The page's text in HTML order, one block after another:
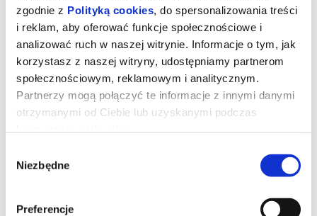
zgodnie z Polityką cookies, do spersonalizowania treści
i reklam, aby oferować funkcje społecznościowe i
analizować ruch w naszej witrynie. Informacje o tym, jak
korzystasz z naszej witryny, udostępniamy partnerom
społecznościowym, reklamowym i analitycznym.
Partnerzy mogą połączyć te informacje z innymi danymi
otrzymanymi od Ciebie lub uzyskanymi podczas
zgody
Niezbędne
Preferencje
Zawieście czerwone latarnie (1991)
(„Żyć”, „Hero”). Adaptacja
opowiadania Su Tonga „Żony i konkubiny” przyniosła mu
międzynarodowe uznanie i status nowego mistrza światowego
dopełniły sukces reżysera. W głównej roli błyszczy natomiast
Gong Li („Czerwone sorgo”, „Wyznania gejszy”), która